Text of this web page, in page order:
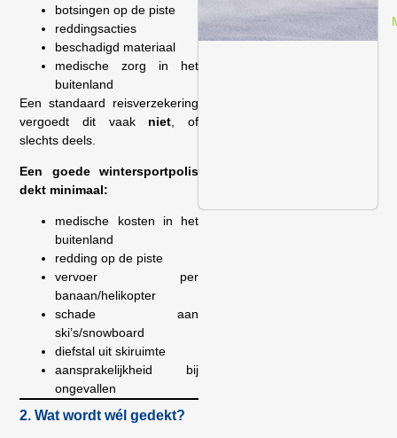
botsingen op de piste
reddingsacties
beschadigd materiaal
medische zorg in het
buitenland
Een standaard reisverzekering
vergoedt dit vaak niet , of
slechts deels.
Een goede wintersportpolis
dekt minimaal:
medische kosten in het
buitenland
redding op de piste
vervoer per
banaan/helikopter
schade aan
ski’s/snowboard
diefstal uit skiruimte
aansprakelijkheid bij
ongevallen
2. Wat wordt wél gedekt?